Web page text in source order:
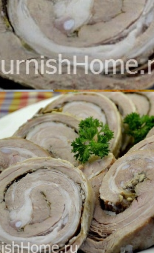
Красиво, Удобно: 7
Идей Для Хранения
«Достойная»
Лосося В Томатном Кляре